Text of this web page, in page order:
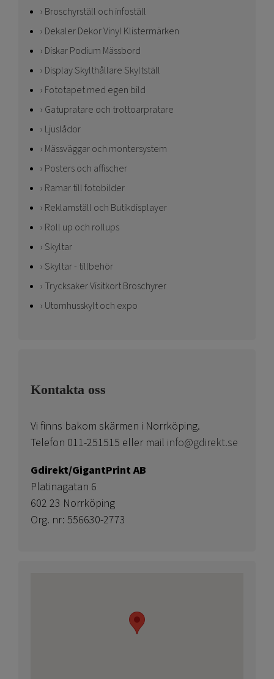
Broschyrställ och infoställ
Dekaler Dekor Vinyl Klistermärken
Diskar Podium Mässbord
Display Skylthållare Skyltställ
Fototapet med egen bild
Gatupratare och trottoarpratare
Ljuslådor
Mässväggar och montersystem
Posters och affischer
Ramar till fotobilder
Reklamställ och Butikdisplayer
Roll up och rollups
Skyltar
Skyltar - tillbehör
Trycksaker Visitkort Broschyrer
Utomhusskylt och expo
Kontakta oss
Vi finns bakom skärmen i Norrköping.
Telefon 011-251515 eller mail info@gdirekt.se
Gdirekt/GigantPrint AB
Platinagatan 6
602 23 Norrköping
Org. nr: 556630-2773